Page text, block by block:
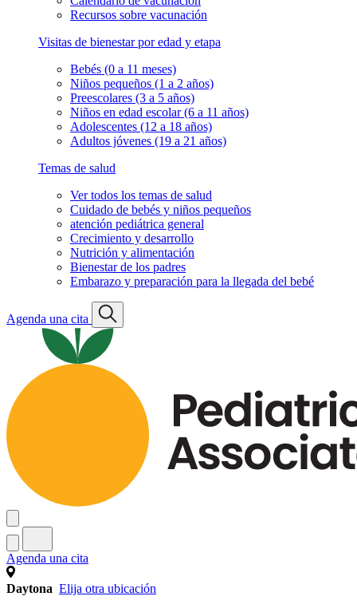
Recursos sobre vacunación
Visitas de bienestar por edad y etapa
Bebés (0 a 11 meses)
Niños pequeños (1 a 2 años)
Preescolares (3 a 5 años)
Niños en edad escolar (6 a 11 años)
Adolescentes (12 a 18 años)
Adultos jóvenes (19 a 21 años)
Temas de salud
Ver todos los temas de salud
Cuidado de bebés y niños pequeños
atención pediátrica general
Crecimiento y desarrollo
Nutrición y alimentación
Bienestar de los padres
Embarazo y preparación para la llegada del bebé
Agenda una cita
Agenda una cita
Daytona Elija otra ubicación